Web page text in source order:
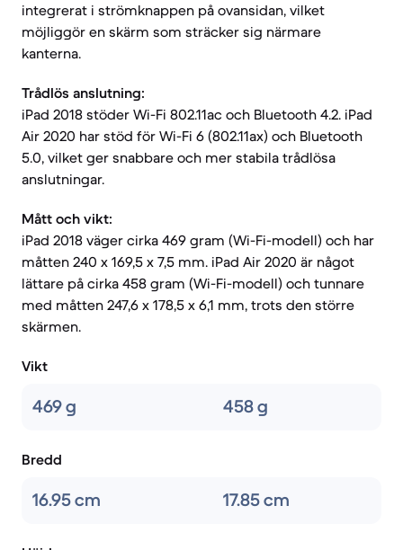
integrerat i strömknappen på ovansidan, vilket
möjliggör en skärm som sträcker sig närmare
kanterna.
Trådlös anslutning:
iPad 2018 stöder Wi-Fi 802.11ac och Bluetooth 4.2. iPad
Air 2020 har stöd för Wi-Fi 6 (802.11ax) och Bluetooth
5.0, vilket ger snabbare och mer stabila trådlösa
anslutningar.
Mått och vikt:
iPad 2018 väger cirka 469 gram (Wi-Fi-modell) och har
måtten 240 x 169,5 x 7,5 mm. iPad Air 2020 är något
lättare på cirka 458 gram (Wi-Fi-modell) och tunnare
med måtten 247,6 x 178,5 x 6,1 mm, trots den större
skärmen.
Vikt
469 g 458 g
Bredd
16.95 cm 17.85 cm